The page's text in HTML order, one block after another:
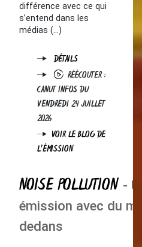
différence avec ce qui
s’entend dans les
médias (…)
DÉTAILS
RÉÉCOUTER :
CANUT INFOS DU
VENDREDI 24 JUILLET
2026
VOIR LE BLOG DE
L'ÉMISSION
NOISE POLLUTION -
émission avec du
dedans